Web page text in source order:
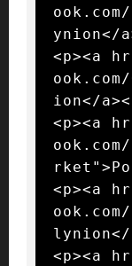
ynion</
<p><a
ion</
<p><a
<p><a
lynion</
<p><a